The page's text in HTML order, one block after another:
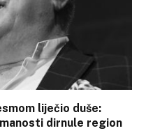
liječio duše:
dirnule region